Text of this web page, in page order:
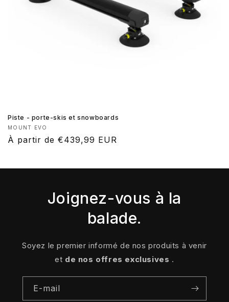
Piste - porte-skis et snowboards
Fournisseur :
MOUNT EVO
Prix
À partir de €439,99 EUR
Joignez-vous à la
balade.
Soyez le premier informé de nos produits à venir
et de nos offres exclusives .
E-mail